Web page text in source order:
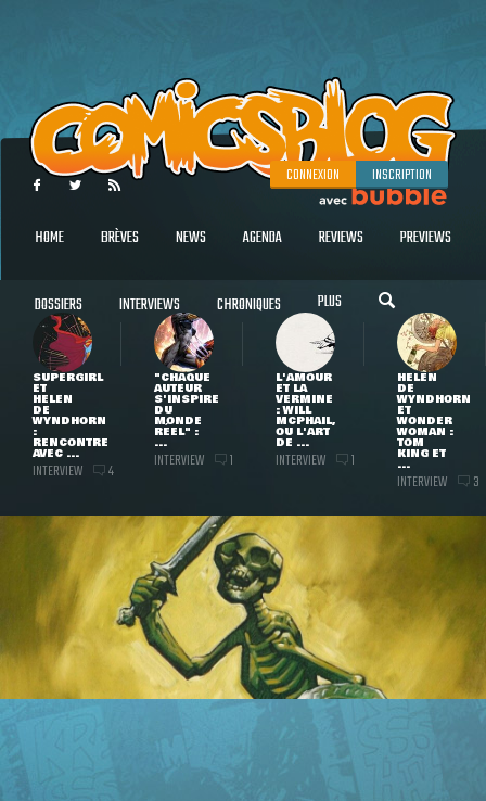
CONNEXION INSCRIPTION
HOME BRÈVES NEWS AGENDA REVIEWS PREVIEWS
DOSSIERS INTERVIEWS CHRONIQUES PLUS
SUPERGIRL
ET
HELEN
DE
WYNDHORN
:
RENCONTRE
AVEC ...
INTERVIEW 4
"CHAQUE
AUTEUR
S'INSPIRE
DU
MONDE
RÉEL" :
...
INTERVIEW 1
L'AMOUR
ET LA
VERMINE
: WILL
MCPHAIL,
OU L'ART
DE ...
INTERVIEW 1
HELEN
DE
WYNDHORN
ET
WONDER
WOMAN :
TOM
KING ET
...
INTERVIEW 3